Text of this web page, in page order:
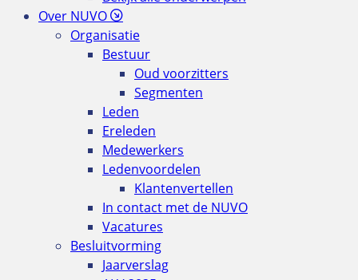
Over NUVO
Organisatie
Bestuur
Oud voorzitters
Segmenten
Leden
Ereleden
Medewerkers
Ledenvoordelen
Klantenvertellen
In contact met de NUVO
Vacatures
Besluitvorming
Jaarverslag